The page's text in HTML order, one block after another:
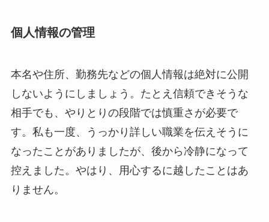
個人情報の管理
本名や住所、勤務先などの個人情報は絶対に公開
しないようにしましょう。たとえ信頼できそうな
相手でも、やりとりの段階では慎重さが必要で
す。私も一度、うっかり詳しい職業を伝えそうに
なったことがありましたが、後から冷静になって
控えました。やはり、用心するに越したことはあ
りません。